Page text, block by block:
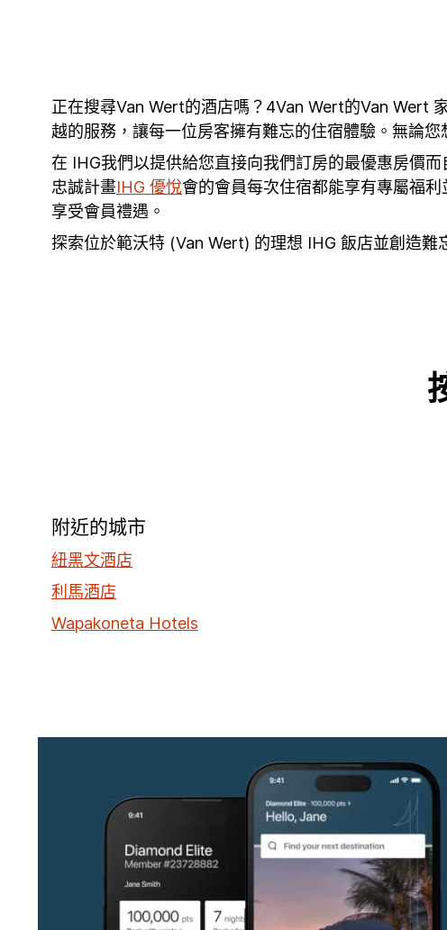
正在搜尋Van Wert的酒店嗎？4Van Wert的Van Wert
越的服務，讓每一位房客擁有難忘的住宿體驗。無論
在 IHG我們以提供給您直接向我們訂房的最優惠房價
忠誠計畫IHG 優悅會的會員每次住宿都能享有專屬福
享受會員禮遇。
探索位於範沃特 (Van Wert) 的理想 IHG 飯店並創造
附近的城市
紐黑文酒店
利馬酒店
Wapakoneta Hotels